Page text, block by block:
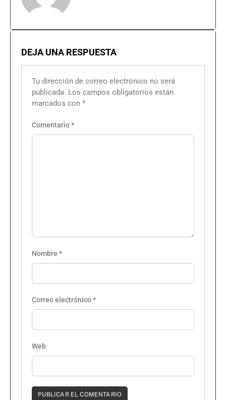
DEJA UNA RESPUESTA
Tu dirección de correo electrónico no será
publicada. Los campos obligatorios están
marcados con *
Comentario*
Nombre *
Correo electrónico*
Web